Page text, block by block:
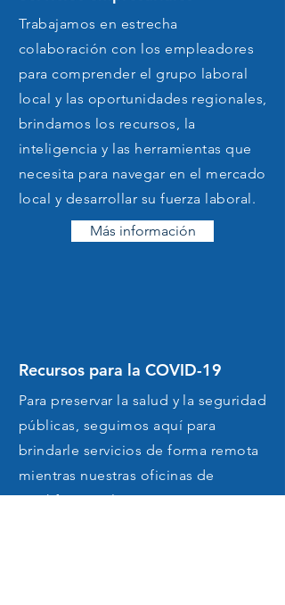
de un One Stop Services
impulsado por los
empleadores.
Trabajamos en estrecha
colaboración con los empleadores
para comprender el grupo laboral
local y las oportunidades regionales,
brindamos los recursos, la
inteligencia y las herramientas que
necesita para navegar en el mercado
local y desarrollar su fuerza laboral.
Más información
Recursos para la COVID-19
Para preservar la salud y la seguridad
públicas, seguimos aquí para
brindarle servicios de forma remota
mientras nuestras oficinas de
Workforce Solutions están